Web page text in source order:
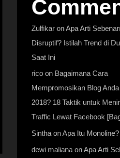
Zulfikar onApa Arti
Disruptif? Istilah Trend di
Saat Ini
rico on Bagaimana Cara
Mempromosikan Blog Anda
2018? 18 Taktik untuk
Traffic Lewat Facebook
Sintha onApa Itu Monoline?
dewi maliana onApa Arti